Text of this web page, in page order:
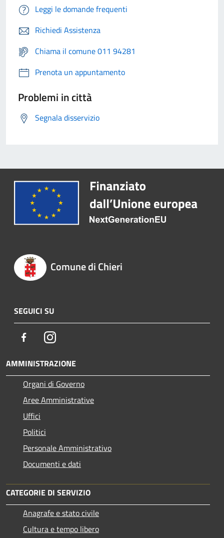
Leggi le domande frequenti
Richiedi Assistenza
Chiama il comune 011 94281
Prenota un appuntamento
Problemi in città
Segnala disservizio
Comune di Chieri
SEGUICI SU
FacebookInstagram
AMMINISTRAZIONE
Organi di Governo
Aree Amministrative
Uffici
Politici
Personale Amministrativo
Documenti e dati
CATEGORIE DI SERVIZIO
Anagrafe e stato civile
Cultura e tempo libero